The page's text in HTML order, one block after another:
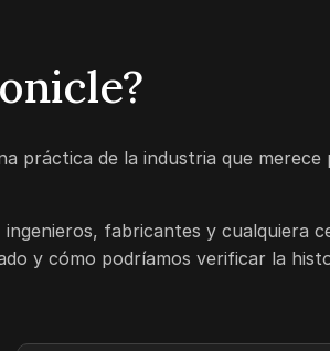
práctica de la industria que
fabricantes y cualquiera
y cómo podríamos verificar la